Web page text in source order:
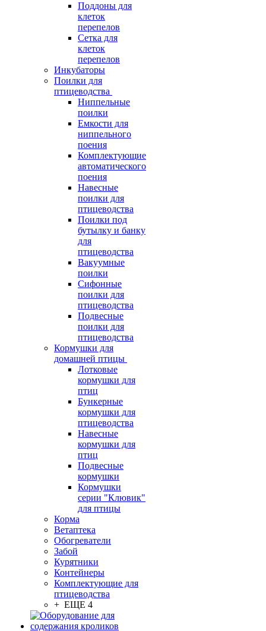
Поддоны для
клеток
перепелов
Сетка для
клеток
перепелов
Инкубаторы
Поилки для
птицеводства
Ниппельные
поилки
Емкости для
ниппельного
поения
Комплектующие
автоматического
поения
Навесные
поилки для
птицеводства
Поилки под
бутылку и банку
для
птицеводства
Вакуумные
поилки
Сифонные
поилки для
птицеводства
Подвесные
поилки для
птицеводства
Кормушки для
домашней птицы
Лотковые
кормушки для
птиц
Бункерные
кормушки для
птицеводства
Навесные
кормушки для
птиц
Подвесные
кормушки
Кормушки
серии "Клювик"
для птицы
Корма
Ветаптека
Обогреватели
Забой
Курятники
Контейнеры
Комплектующие для
птицеводства
+ ЕЩЕ 4